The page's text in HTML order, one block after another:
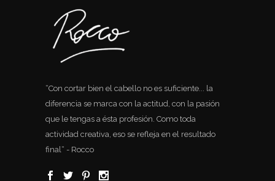
“Con cortar bien el cabello no es suficiente... la
diferencia se marca con la actitud, con la pasión
que le tengas a ésta profesión. Como toda
actividad creativa, eso se refleja en el resultado
final“ - Rocco